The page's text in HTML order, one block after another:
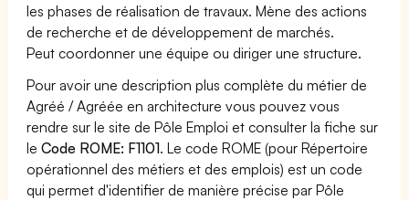
les phases de réalisation de travaux. Mène des actions
de recherche et de développement de marchés.
Peut coordonner une équipe ou diriger une structure.
Pour avoir une description plus complète du métier de
Agréé / Agréée en architecture vous pouvez vous
rendre sur le site de Pôle Emploi et consulter la fiche sur
leCode ROME: F1101. Le code ROME (pour Répertoire
opérationnel des métiers et des emplois) est un code
qui permet d'identifier de manière précise par Pôle